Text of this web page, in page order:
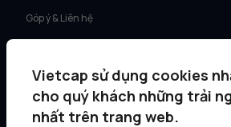
Góp ý & Liên hệ
Văn phòng
DỊCH VỤ
Tư vấn KH Cá nhân
Vietcap sử dụng cookies
cho quý khách những trải
nhất trên trang web.